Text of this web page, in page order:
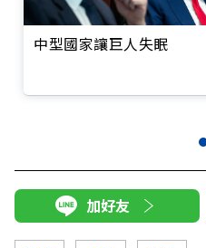
中型國家讓巨人失眠
加好友